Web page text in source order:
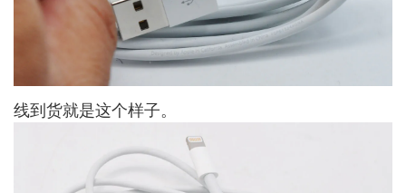
线到货就是这个样子。